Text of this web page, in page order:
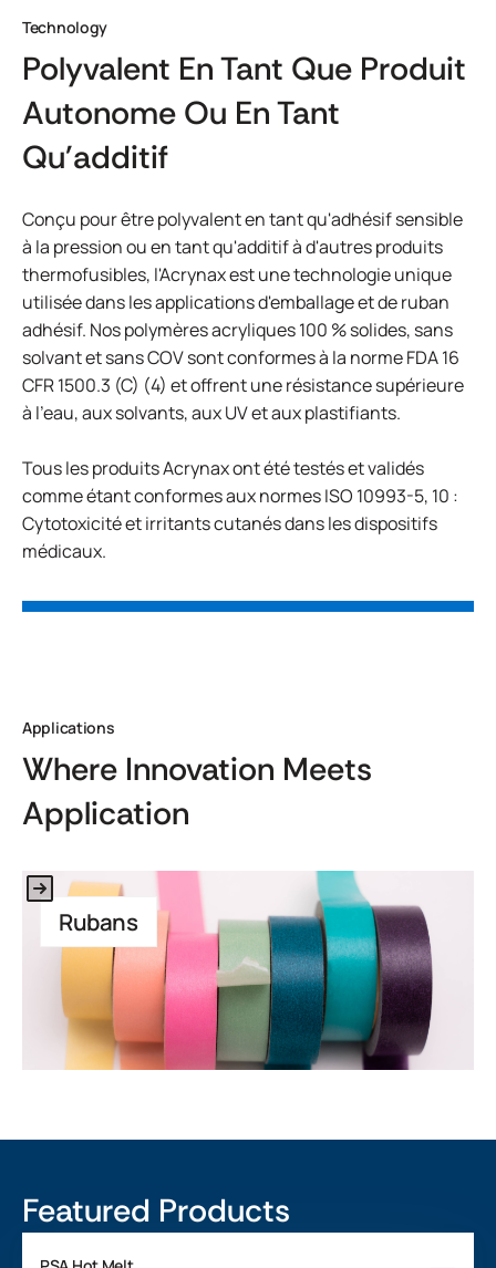
Technology
Polyvalent En Tant Que Produit
Autonome Ou En Tant
Qu'additif
Conçu pour être polyvalent en tant qu'adhésif sensible
à la pression ou en tant qu'additif à d'autres produits
thermofusibles, l'Acrynax est une technologie unique
utilisée dans les applications d'emballage et de ruban
adhésif. Nos polymères acryliques 100 % solides, sans
solvant et sans COV sont conformes à la norme FDA 16
CFR 1500.3 (C) (4) et offrent une résistance supérieure
à l'eau, aux solvants, aux UV et aux plastifiants.
Tous les produits Acrynax ont été testés et validés
comme étant conformes aux normes ISO 10993-5, 10 :
Cytotoxicité et irritants cutanés dans les dispositifs
médicaux.
Applications
Where Innovation Meets
Application
Rubans
Link to Application
Featured Products